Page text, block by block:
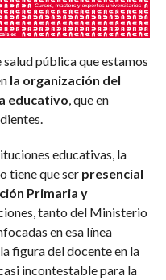
pública que estamos
la organización del
educativo , que en
educativas, la
tiene que ser presencial
Primaria y
tanto del Ministerio
en esa línea
figura del docente en la
incontestable para la